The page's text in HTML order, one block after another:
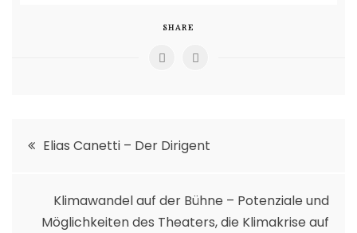
SHARE
PostElias Canetti – Der Dirigent
Klimawandel auf der Bühne – Potenziale und
Möglichkeiten des Theaters, die Klimakrise auf